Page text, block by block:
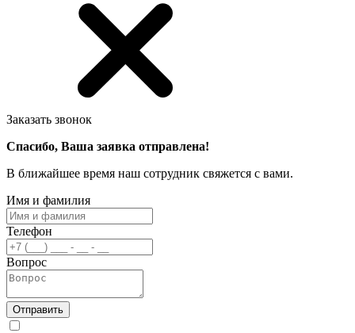
Заказать звонок
Спасибо, Ваша заявка отправлена!
В ближайшее время наш сотрудник свяжется с вами.
Имя и фамилия
Телефон
Вопрос
Отправить